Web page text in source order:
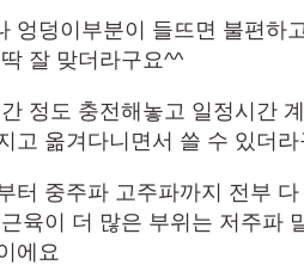
엉덩이부분이 들뜨면 불편하
잘 맞더라구요^^
정도 충전해놓고 일정시간
고 옮겨다니면서 쓸 수 있더
터 중주파 고주파까지 전부
육이 더 많은 부위는 저주파
에요